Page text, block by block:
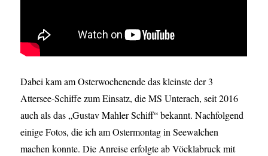
Dabei kam am Osterwochenende das kleinste der 3
Attersee-Schiffe zum Einsatz, die MS Unterach, seit 2016
auch als das „Gustav Mahler Schiff“ bekannt. Nachfolgend
einige Fotos, die ich am Ostermontag in Seewalchen
machen konnte. Die Anreise erfolgte ab Vöcklabruck mit